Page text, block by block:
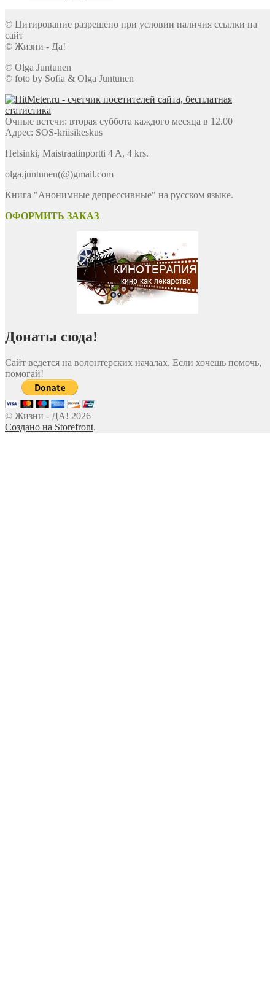
© Цитирование разрешено при условии наличия ссылки на
сайт
© Жизни - Да!
© Olga Juntunen
© foto by Sofia & Olga Juntunen
Очные встечи: вторая суббота каждого месяца в 12.00
Адрес: SOS-kriisikeskus
Helsinki, Maistraatinportti 4 A, 4 krs.
olga.juntunen(@)gmail.com
Книга "Анонимные депрессивные" на русском языке.
ОФОРМИТЬ ЗАКАЗ
Донаты сюда!
Сайт ведется на волонтерских началах. Если хочешь помочь,
помогай!
© Жизни - ДА! 2026
Создано на Storefront.